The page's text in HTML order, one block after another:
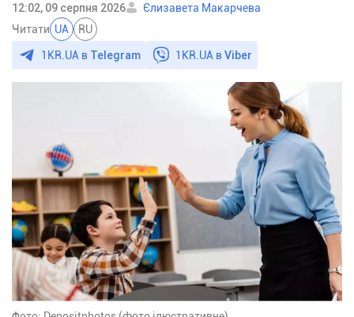
12:02, 09 серпня 2026
Єлизавета Макарчева
Читати UA RU
1KR.UA в Telegram 1KR.UA вViber